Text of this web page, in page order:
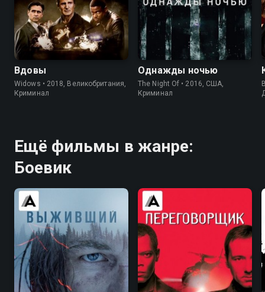
6.4 6.8
Вдовы
Widows • 2018, Великобритания,
Криминал
7.8 8.4
Однажды ночью
The Night Of • 2016, США,
Криминал
Ещё фильмы в жанре:
Боевик